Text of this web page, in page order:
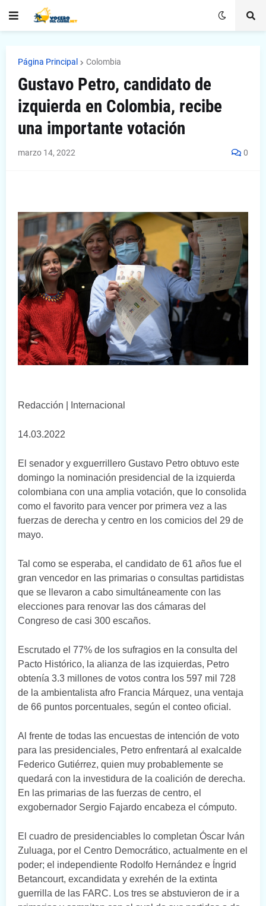
Página Principal Colombia
Gustavo Petro, candidato de
izquierda en Colombia, recibe
una importante votación
marzo 14, 2022 0
Redacción | Internacional
14.03.2022
El senador y exguerrillero Gustavo Petro obtuvo este
domingo la nominación presidencial de la izquierda
colombiana con una amplia votación, que lo consolida
como el favorito para vencer por primera vez a las
fuerzas de derecha y centro en los comicios del 29 de
mayo.
Tal como se esperaba, el candidato de 61 años fue el
gran vencedor en las primarias o consultas partidistas
que se llevaron a cabo simultáneamente con las
elecciones para renovar las dos cámaras del
Congreso de casi 300 escaños.
Escrutado el 77% de los sufragios en la consulta del
Pacto Histórico, la alianza de las izquierdas, Petro
obtenía 3.3 millones de votos contra los 597 mil 728
de la ambientalista afro Francia Márquez, una ventaja
de 66 puntos porcentuales, según el conteo oficial.
Al frente de todas las encuestas de intención de voto
para las presidenciales, Petro enfrentará al exalcalde
Federico Gutiérrez, quien muy probablemente se
quedará con la investidura de la coalición de derecha.
En las primarias de las fuerzas de centro, el
exgobernador Sergio Fajardo encabeza el cómputo.
El cuadro de presidenciables lo completan Óscar Iván
Zuluaga, por el Centro Democrático, actualmente en el
poder; el independiente Rodolfo Hernández e Íngrid
Betancourt, excandidata y exrehén de la extinta
guerrilla de las FARC. Los tres se abstuvieron de ir a